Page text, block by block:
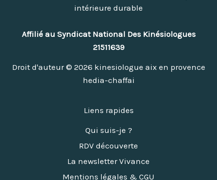
intérieure durable
Affilié au Syndicat National Des Kinésiologues
21511639
Droit d'auteur © 2026 kinesiologue aix en provence
hedia-chaffai
Liens rapides
Qui suis-je ?
RDV découverte
La newsletter Vivance
Mentions légales & CGU